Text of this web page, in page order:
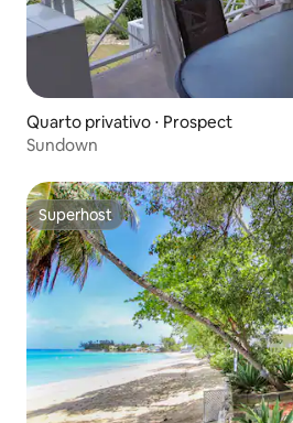
Quarto privativo ⋅ Prospect
Sundown
Superhost
Superhost